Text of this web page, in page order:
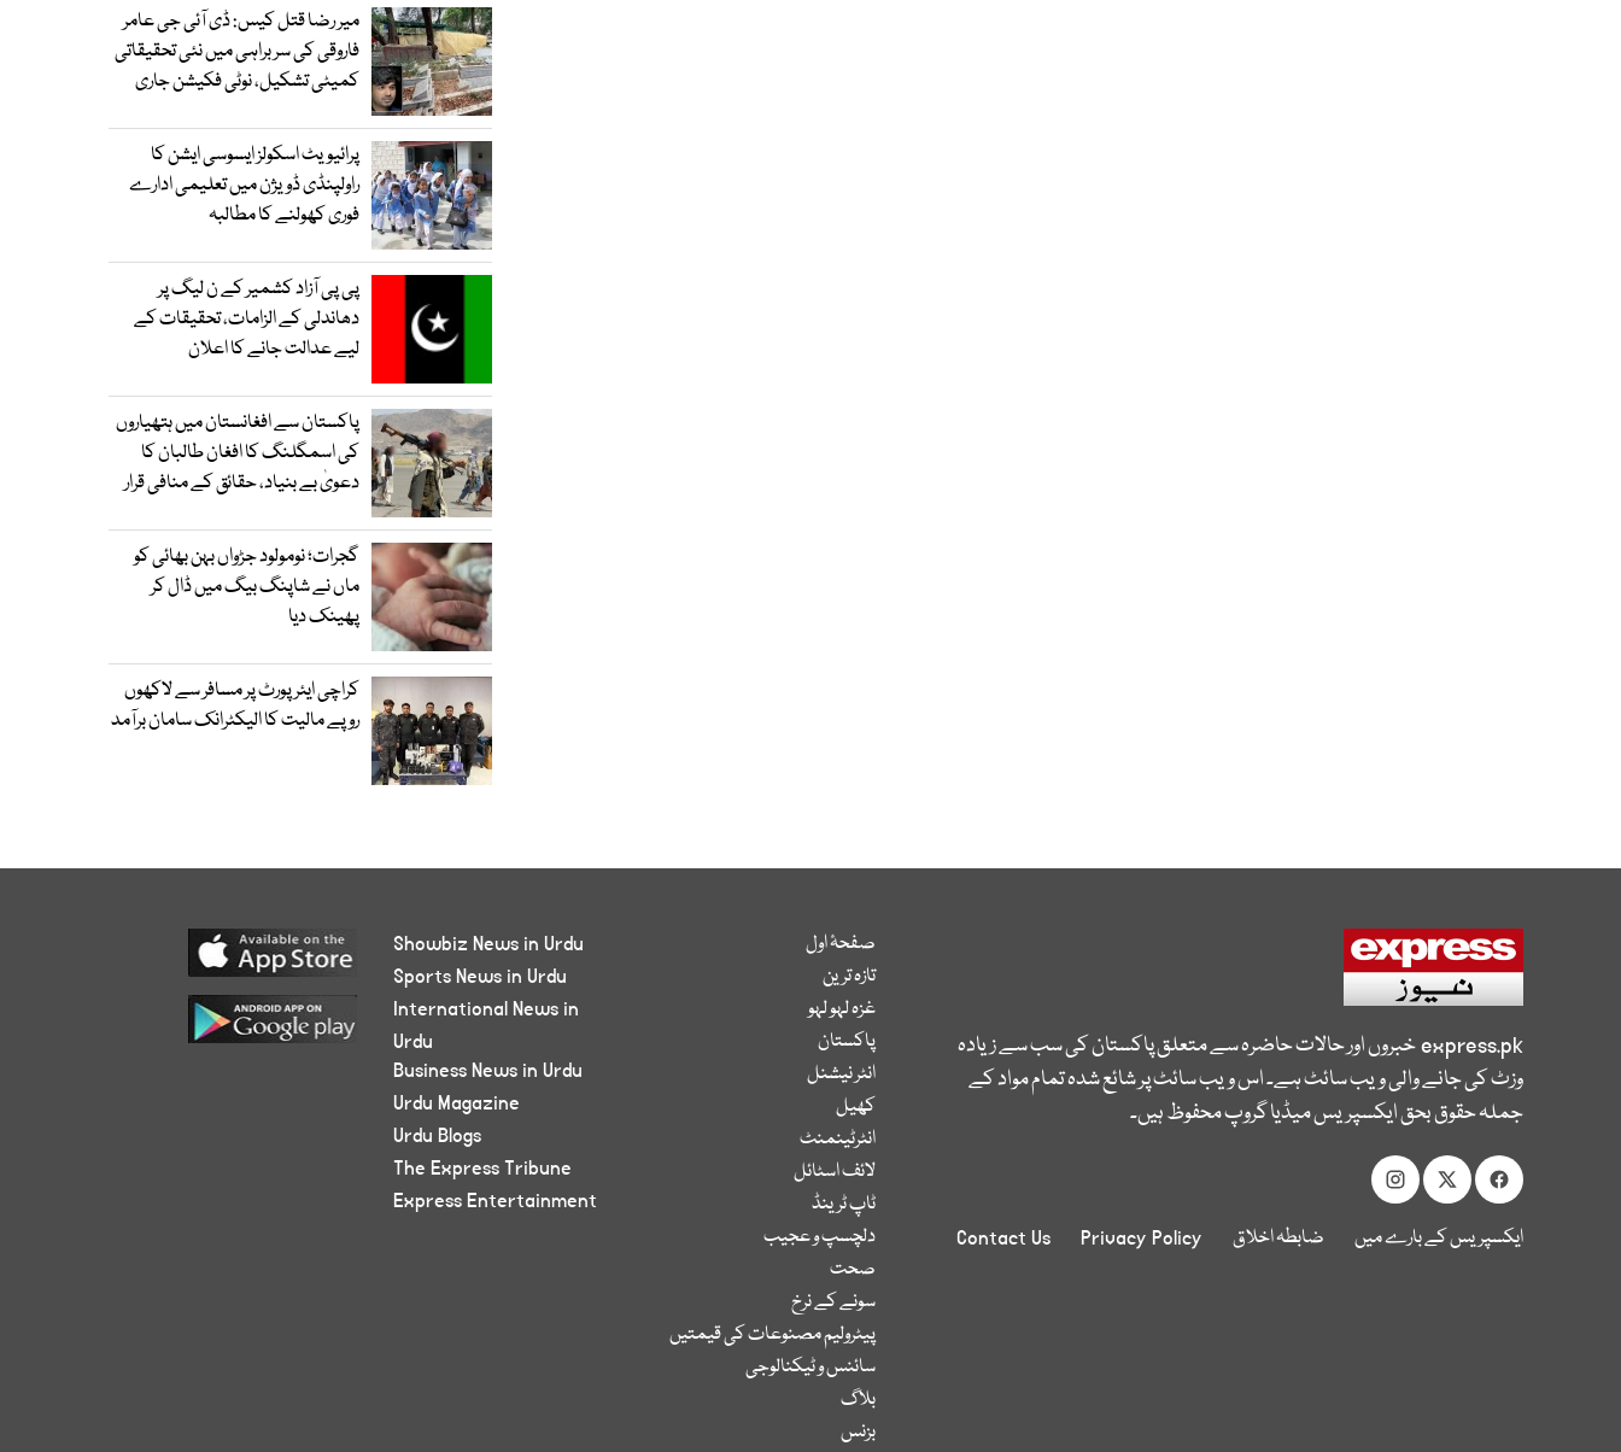
میر رضا قتل کیس: ڈی آئی جی عامر
فاروقی کی سربراہی میں نئی تحقیقاتی
کمیٹی تشکیل، نوٹی فکیشن جاری
پرائیویٹ اسکولز ایسوسی ایشن کا
راولپنڈی ڈویژن میں تعلیمی ادارے
فوری کھولنے کا مطالبہ
پی پی آزاد کشمیر کے ن لیگ پر
دھاندلی کے الزامات، تحقیقات کے
لیے عدالت جانے کا اعلان
پاکستان سے افغانستان میں ہتھیاروں
کی اسمگلنگ کا افغان طالبان کا
دعویٰ بے بنیاد، حقائق کے منافی قرار
گجرات؛ نومولود جڑواں بہن بھائی کو
ماں نے شاپنگ بیگ میں ڈال کر
پھینک دیا
کراچی ایئرپورٹ پر مسافر سے لاکھوں
روپے مالیت کا الیکٹرانک سامان برآمد
express.pkخبروں اور حالات حاضرہ سے متعلق پاکستان کی سب سے زیادہ
وزٹ کی جانے والی ویب سائٹ ہے۔ اس ویب سائٹ پر شائع شدہ تمام مواد کے
جملہ حقوق بحق ایکسپریس میڈیا گروپ محفوظ ہیں۔
ایکسپریس کے بارے میں ضابطہ اخلاق Privacy Policy
Contact Us
صفحۂ اول
تازہ ترین
غزہ لہو لہو
پاکستان
انٹر نیشنل
کھیل
انٹرٹینمنٹ
لائف اسٹائل
ٹاپ ٹرینڈ
دلچسپ و عجیب
صحت
سونے کے نرخ
پیٹرولیم مصنوعات کی قیمتیں
سائنس و ٹیکنالوجی
بلاگ
بزنس
Showbiz News in Urdu
Sports News in Urdu
International News in
Urdu
Business News in Urdu
Urdu Magazine
Urdu Blogs
The Express Tribune
Express Entertainment